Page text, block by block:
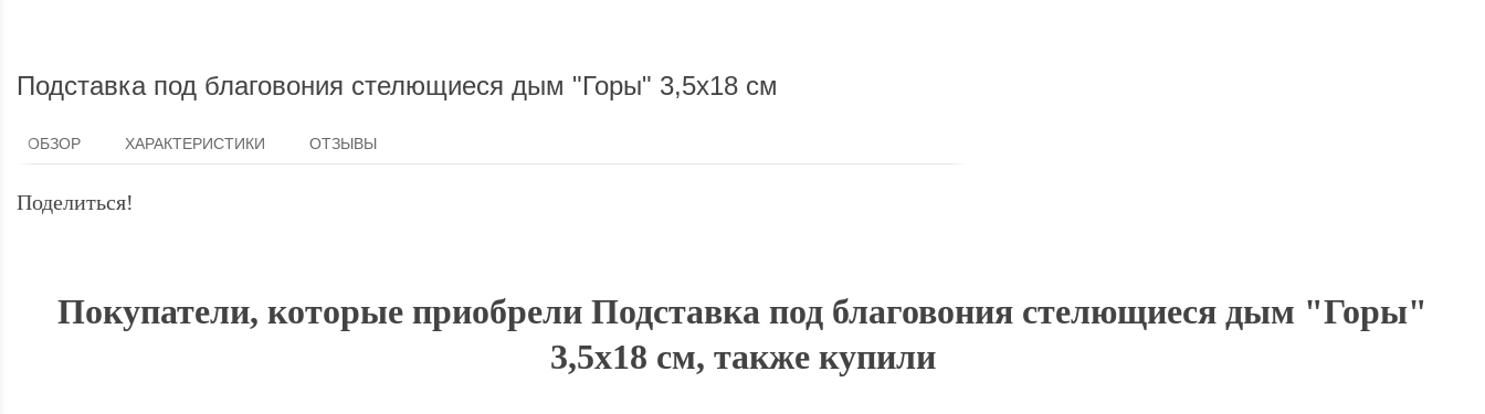
Подставка под благовония стелющиеся дым "Горы"​ 3,5x18 см
ОБЗОР ХАРАКТЕРИСТИКИ ОТЗЫВЫ
Поделиться!
Покупатели, которые приобрели Подставка под благовония стелющиеся дым "Горы"​
3,5x18 см, также купили